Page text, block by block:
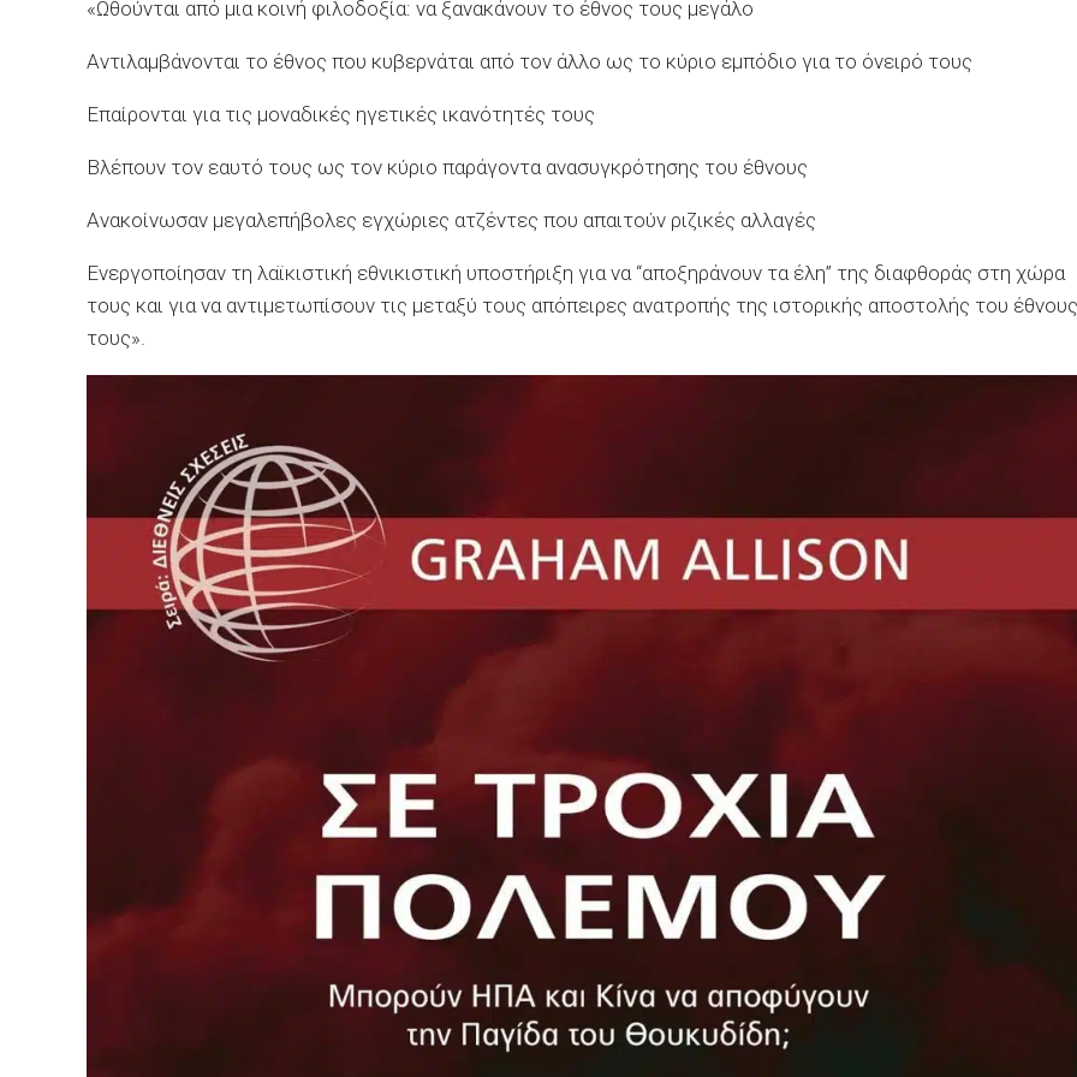
«Ωθούνται από μια κοινή φιλοδοξία: να ξανακάνουν το έθνος τους μεγάλο
Αντιλαμβάνονται το έθνος που κυβερνάται από τον άλλο ως το κύριο εμπόδιο για το όνειρό τους
Επαίρονται για τις μοναδικές ηγετικές ικανότητές τους
Βλέπουν τον εαυτό τους ως τον κύριο παράγοντα ανασυγκρότησης του έθνους
Ανακοίνωσαν μεγαλεπήβολες εγχώριες ατζέντες που απαιτούν ριζικές αλλαγές
Ενεργοποίησαν τη λαϊκιστική εθνικιστική υποστήριξη για να “αποξηράνουν τα έλη” της διαφθοράς στη χώρα
τους και για να αντιμετωπίσουν τις μεταξύ τους απόπειρες ανατροπής της ιστορικής αποστολής του έθνους
τους».